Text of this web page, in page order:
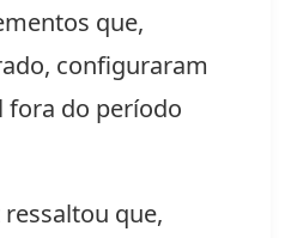
que,
configuraram
fora do período
que,